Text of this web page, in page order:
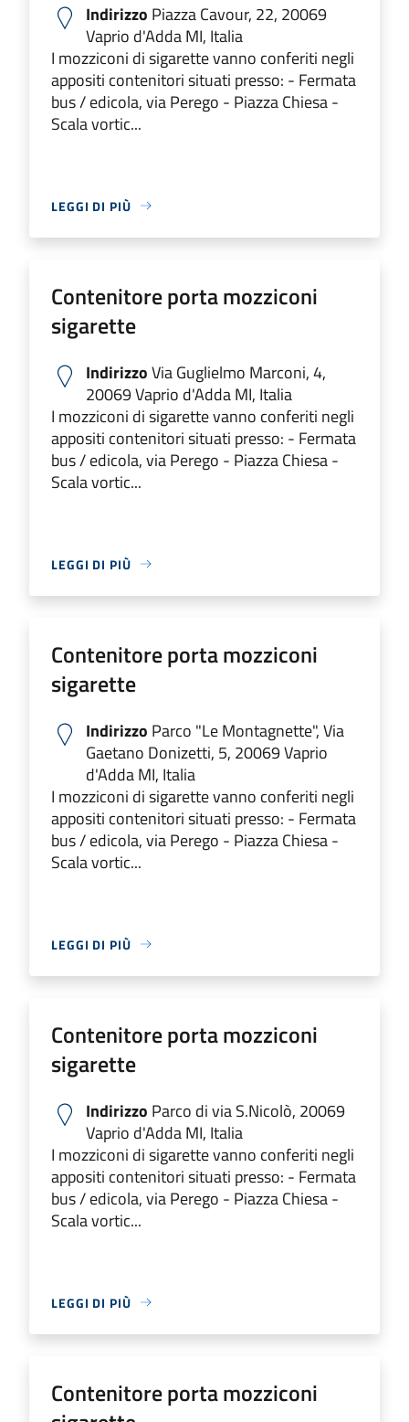
Indirizzo Piazza Cavour, 22, 20069
Vaprio d'Adda MI, Italia
I mozziconi di sigarette vanno conferiti negli
appositi contenitori situati presso: - Fermata
bus / edicola, via Perego - Piazza Chiesa -
Scala vortic...
LEGGI DI PIÙ
Contenitore porta mozziconi
sigarette
IndirizzoVia Guglielmo Marconi, 4,
20069 Vaprio d'Adda MI, Italia
I mozziconi di sigarette vanno conferiti negli
appositi contenitori situati presso: - Fermata
bus / edicola, via Perego - Piazza Chiesa -
Scala vortic...
LEGGI DI PIÙ
Contenitore porta mozziconi
sigarette
Indirizzo Parco "Le Montagnette", Via
Gaetano Donizetti, 5, 20069 Vaprio
d'Adda MI, Italia
I mozziconi di sigarette vanno conferiti negli
appositi contenitori situati presso: - Fermata
bus / edicola, via Perego - Piazza Chiesa -
Scala vortic...
LEGGI DI PIÙ
Contenitore porta mozziconi
sigarette
Indirizzo Parco di via S.Nicolò, 20069
Vaprio d'Adda MI, Italia
I mozziconi di sigarette vanno conferiti negli
appositi contenitori situati presso: - Fermata
bus / edicola, via Perego - Piazza Chiesa -
Scala vortic...
LEGGI DI PIÙ
Contenitore porta mozziconi